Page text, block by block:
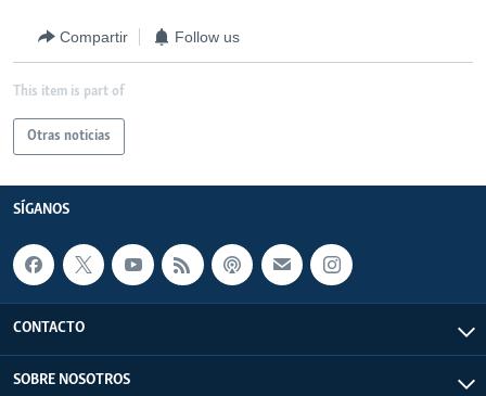
Compartir Follow us
This item is part of
Otras noticias
SÍGANOS
CONTACTO
SOBRE NOSOTROS